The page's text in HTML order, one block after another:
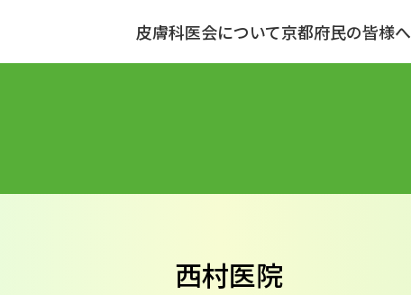
皮膚科医会について京都府民の皆様へ
西村医院